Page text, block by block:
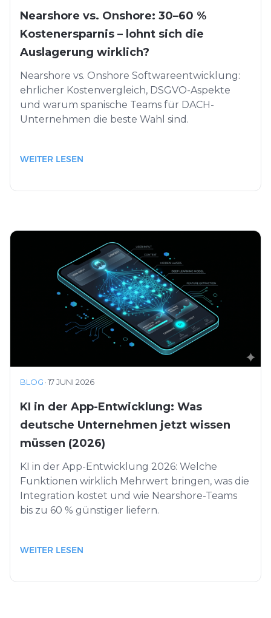
Nearshore vs. Onshore: 30–60 %
Kostenersparnis – lohnt sich die
Auslagerung wirklich?
Nearshore vs. Onshore Softwareentwicklung:
ehrlicher Kostenvergleich, DSGVO-Aspekte
und warum spanische Teams für DACH-
Unternehmen die beste Wahl sind.
WEITER LESEN
BLOG ·17 JUNI 2026
KI in der App-Entwicklung: Was
deutsche Unternehmen jetzt wissen
müssen (2026)
KI in der App-Entwicklung 2026: Welche
Funktionen wirklich Mehrwert bringen, was die
Integration kostet und wie Nearshore-Teams
bis zu 60 % günstiger liefern.
WEITER LESEN